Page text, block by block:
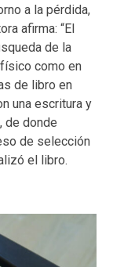
a la pérdida,
afirma: “El
de la
como en
de libro en
una escritura y
de donde
de selección
el libro.